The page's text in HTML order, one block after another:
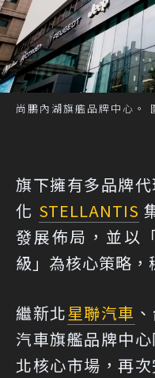
尚鵬內湖旗艦品牌中心。
旗下擁有多品牌
化 STELLANTIS
發展佈局，並以
級」為核心策略，
繼新北星聯汽車
汽車旗艦品牌中
北核心市場，再